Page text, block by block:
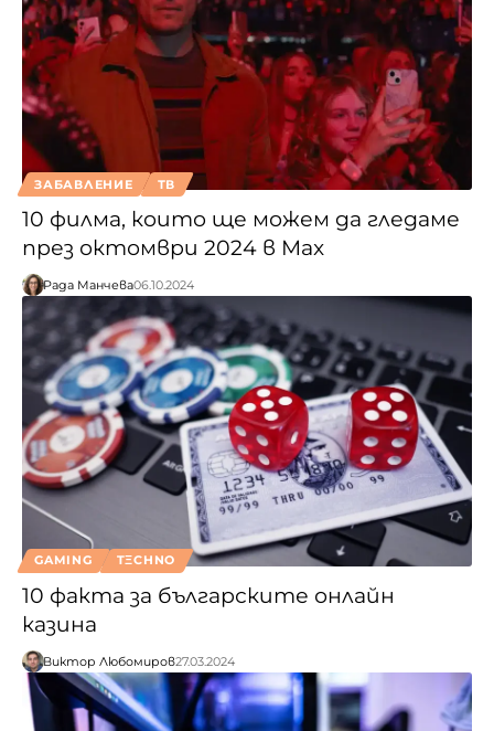
ЗАБАВЛЕНИЕ ТВ
10 филма, които ще можем да гледаме
през октомври 2024 в Max
Рада Манчева06.10.2024
GAMING TΞCHNO
10 факта за българските онлайн
казина
Виктор Любомиров27.03.2024